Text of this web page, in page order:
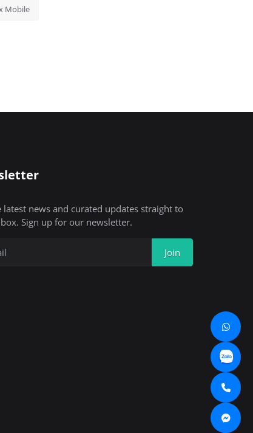
Mobile
latest news and curated updates straight to
Sign up for our newsletter.
Join